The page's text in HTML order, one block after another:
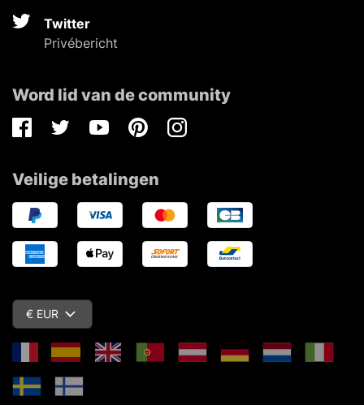
Twitter
Privébericht
Word lid van de community
FacebookTwitterYoutubePinterestInstagram
Veilige betalingen
€ EUR